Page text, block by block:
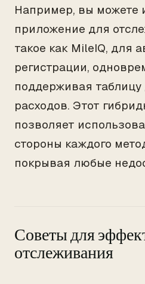
Например, вы можете
приложение для
такое как MileIQ, для
регистрации,
поддерживая
расходов. Этот
позволяет
стороны каждого
покрывая любые
Советы для
отслеживания